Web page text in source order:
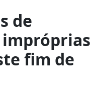
de
impróprias
fim de